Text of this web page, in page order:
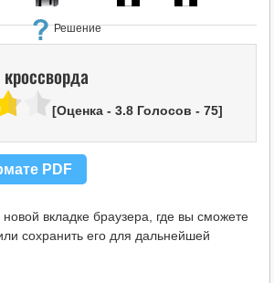
Решение
[Оценка - 3.8Голосов - 75]
PDF
вкладке браузера, где вы сможете
сохранить его для дальнейшей